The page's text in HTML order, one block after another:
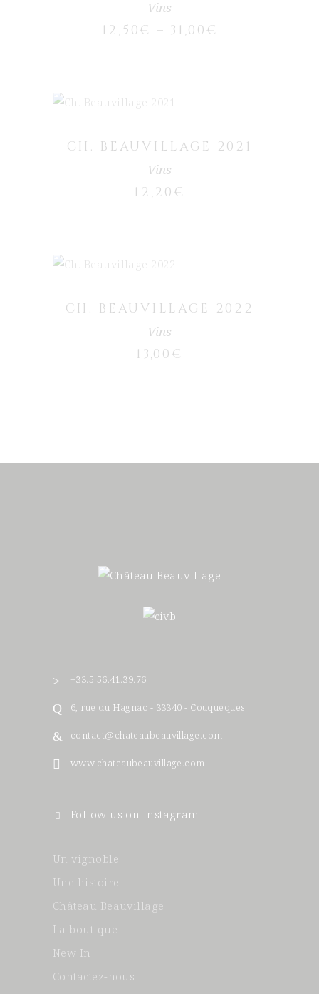
Vins
12,50€ – 31,00 €
CH. BEAUVILLAGE 2021
Vins
12,20 €
CH. BEAUVILLAGE 2022
Vins
13,00 €
+33.5.56.41.39.76
6, rue du Hagnac - 33340 - Couquèques
contact@chateaubeauvillage.com
www.chateaubeauvillage.com
Follow us on Instagram
Un vignoble
Une histoire
Château Beauvillage
La boutique
New In
Contactez-nous